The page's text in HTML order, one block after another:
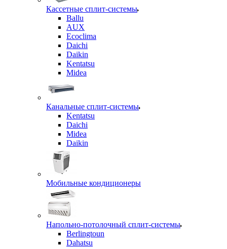
Кассетные сплит-системы
Ballu
AUX
Ecoclima
Daichi
Daikin
Kentatsu
Midea
Канальные сплит-системы
Kentatsu
Daichi
Midea
Daikin
Мобильные кондиционеры
Напольно-потолочный сплит-системы
Berlingtoun
Dahatsu